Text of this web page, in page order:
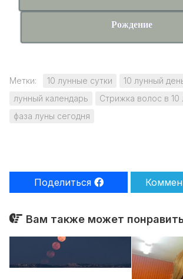
Рождение
Метки: 10 лунные сутки
10 лунный
лунный календарь
Стрижка волос в 10
фаза луны сегодня
Поделиться
Вам также может